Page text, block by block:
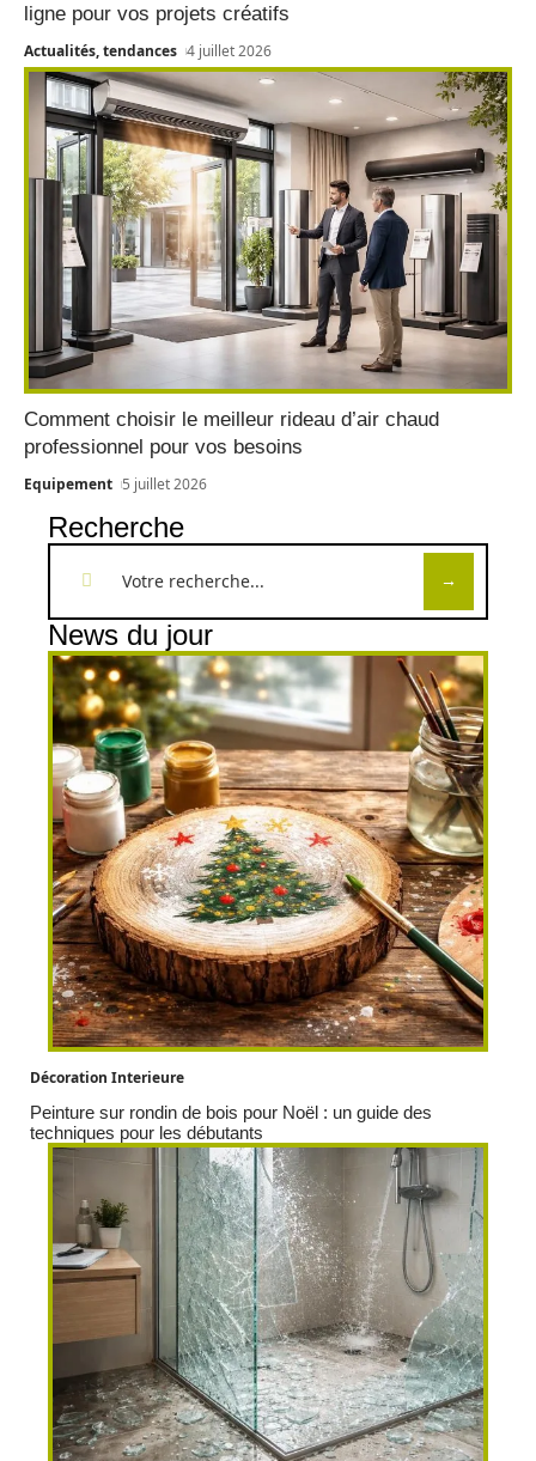
ligne pour vos projets créatifs
Actualités, tendances 4 juillet 2026
Comment choisir le meilleur rideau d’air chaud
professionnel pour vos besoins
Equipement 5 juillet 2026
Recherche
News du jour
Décoration Interieure
Peinture sur rondin de bois pour Noël : un guide des
techniques pour les débutants